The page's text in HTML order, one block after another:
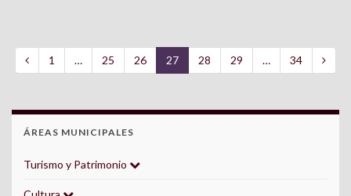
1 … 25 26 27 28 29 … 34
ÁREAS MUNICIPALES
Turismo y Patrimonio